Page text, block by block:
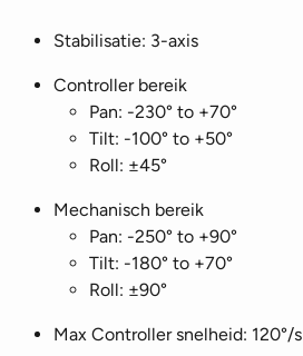
Stabilisatie: 3-axis
Controller bereik
Pan: -230° to +70°
Tilt: -100° to +50°
Roll: ±45°
Mechanisch bereik
Pan: -250° to +90°
Tilt: -180° to +70°
Roll: ±90°
Max Controller snelheid: 120°/s